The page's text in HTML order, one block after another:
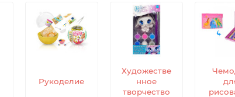
Рукоделие
Художестве
нное
творчество